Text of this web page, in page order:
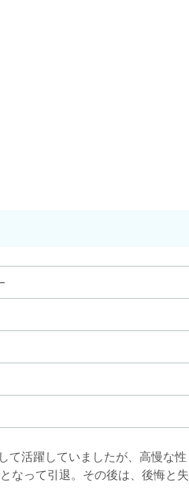
て活躍していましたが、高慢な性
なって引退。その後は、後悔と失